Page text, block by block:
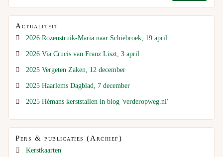
Actualiteit
2026 Rozenstruik-Maria naar Schiebroek, 19 april
2026 Via Crucis van Franz Liszt, 3 april
2025 Vergeten Zaken, 12 december
2025 Haarlems Dagblad, 7 december
2025 Hémans kerststallen in blog 'verderopweg.nl'
Pers & publicaties (Archief)
Kerstkaarten